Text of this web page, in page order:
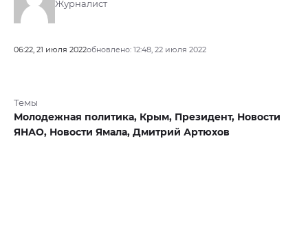
Журналист
06:22, 21 июля 2022обновлено: 12:48, 22 июля 2022
Темы
Молодежная политика, Крым, Президент, Новости
ЯНАО, Новости Ямала, Дмитрий Артюхов